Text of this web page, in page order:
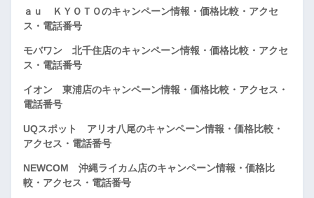
ａｕ ＫＹＯＴＯのキャンペーン情報・価格比較・アクセ
ス・電話番号
モバワン 北千住店のキャンペーン情報・価格比較・アクセ
ス・電話番号
イオン 東浦店のキャンペーン情報・価格比較・アクセス・
電話番号
UQスポット アリオ八尾のキャンペーン情報・価格比較・
アクセス・電話番号
NEWCOM 沖縄ライカム店のキャンペーン情報・価格比
較・アクセス・電話番号